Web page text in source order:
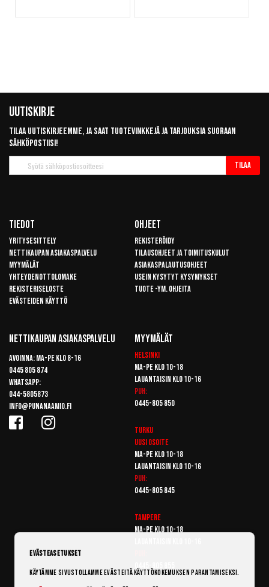
Uutiskirje
Tilaa uutiskirjeemme, ja saat tuotevinkkejä ja tarjouksia suoraan
sähköpostiisi!
uutiskirje
Tilaa
Tiedot
Yritysesittely
Nettikaupan asiakaspalvelu
Myymälät
Yhteydenottolomake
Rekisteriseloste
Evästeiden käyttö
Ohjeet
Rekisteröidy
Tilausohjeet ja toimituskulut
Asiakaspalautusohjeet
Usein kysytyt kysymykset
Tuote -ym. ohjeita
Nettikaupan Asiakaspalvelu
Avoinna: Ma-pe klo 8-16
0445 805 874
Whatsapp:
044-5805873
info@punanaamio.fi
Myymälät
Helsinki
Ma-pe klo 10-18
Lauantaisin klo 10-16
Puh:
0445-805 850
Turku
Uusi osoite
Ma-pe klo 10-18
Lauantaisin klo 10-16
Puh:
0445-805 845
Tampere
Ma-pe klo 10-18
Evästeasetukset
Käytämme sivustollamme evästeitä käyttökokemuksen parantamiseksi.